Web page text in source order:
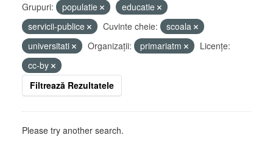
Grupuri: populatie
educatie
servicii-publice
Cuvinte cheie:
scoala
universitati
Organizații: primariatm
Licenţe:
cc-by
Filtrează Rezultatele
Please try another search.